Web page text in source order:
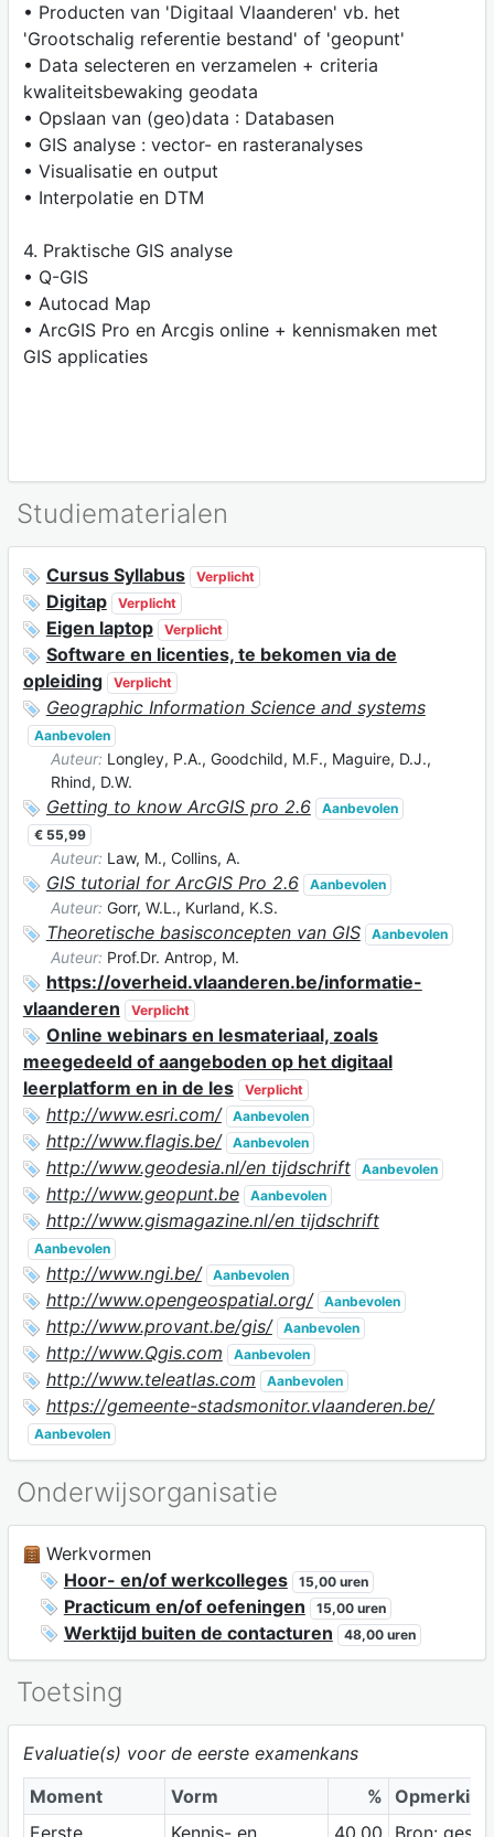
• Producten van 'Digitaal Vlaanderen' vb. het
'Grootschalig referentie bestand' of 'geopunt'
• Data selecteren en verzamelen + criteria
kwaliteitsbewaking geodata
• Opslaan van (geo)data : Databasen
• GIS analyse : vector- en rasteranalyses
• Visualisatie en output
• Interpolatie en DTM
4. Praktische GIS analyse
• Q-GIS
• Autocad Map
• ArcGIS Pro en Arcgis online + kennismaken met
GIS applicaties
Studiematerialen
Cursus Syllabus Verplicht
Digitap Verplicht
Eigen laptop Verplicht
Software en licenties, te bekomen via de
opleiding
Verplicht
Geographic Information Science and systems
Aanbevolen
Auteur: Longley, P.A., Goodchild, M.F., Maguire, D.J.,
Rhind, D.W.
Getting to know ArcGIS pro 2.6
Aanbevolen
€ 55,99
Auteur: Law, M., Collins, A.
GIS tutorial for ArcGIS Pro 2.6 Aanbevolen
Auteur: Gorr, W.L., Kurland, K.S.
Theoretische basisconcepten van GIS Aanbevolen
Auteur: Prof.Dr. Antrop, M.
https://overheid.vlaanderen.be/informatie-
vlaanderen
Verplicht
Online webinars en lesmateriaal, zoals
meegedeeld of aangeboden op het digitaal
leerplatform en in de les
Verplicht
http://www.esri.com/ Aanbevolen
http://www.flagis.be/ Aanbevolen
http://www.geodesia.nl/en tijdschrift Aanbevolen
http://www.geopunt.be Aanbevolen
http://www.gismagazine.nl/en tijdschrift
Aanbevolen
http://www.ngi.be/ Aanbevolen
http://www.opengeospatial.org/ Aanbevolen
http://www.provant.be/gis/ Aanbevolen
http://www.Qgis.com Aanbevolen
http://www.teleatlas.com Aanbevolen
https://gemeente-stadsmonitor.vlaanderen.be/
Aanbevolen
Onderwijsorganisatie
Werkvormen
Hoor- en/of werkcolleges
15,00 uren
Practicum en/of oefeningen 15,00 uren
Werktijd buiten de contacturen 48,00 uren
Toetsing
Evaluatie(s) voor de eerste examenkans
Moment
Vorm % Opmerking